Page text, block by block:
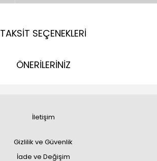
TAKSİT SEÇENEKLERİ
ÖNERİLERİNİZ
İletişim
Gizlilik ve Güvenlik
İade ve Değişim